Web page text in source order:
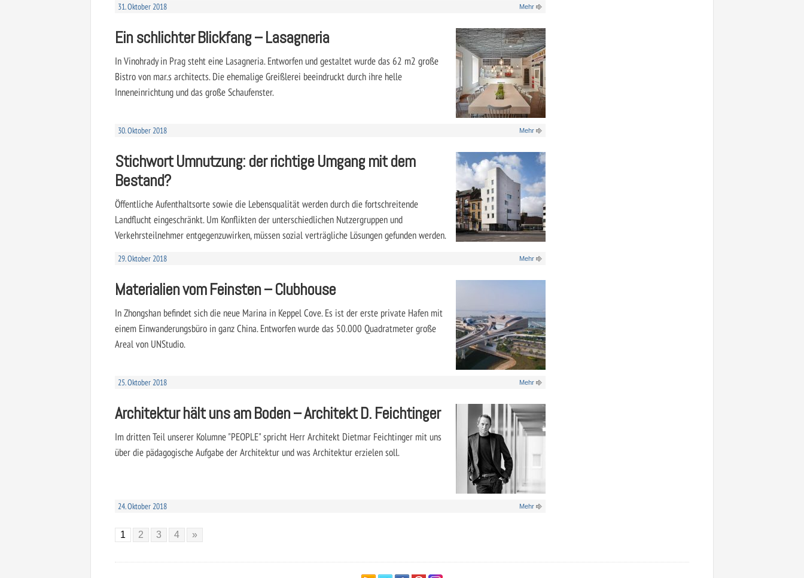
31. Oktober 2018 Mehr
Ein schlichter Blickfang – Lasagneria
In Vinohrady in Prag steht eine Lasagneria. Entworfen und gestaltet wurde das 62 m2 große
Bistro von mar.s architects. Die ehemalige Greißlerei beeindruckt durch ihre helle
Inneneinrichtung und das große Schaufenster.
30. Oktober 2018 Mehr
Stichwort Umnutzung: der richtige Umgang mit dem
Bestand?
Öffentliche Aufenthaltsorte sowie die Lebensqualität werden durch die fortschreitende
Landflucht eingeschränkt. Um Konflikten der unterschiedlichen Nutzergruppen und
Verkehrsteilnehmer entgegenzuwirken, müssen sozial verträgliche Lösungen gefunden werden.
29. Oktober 2018 Mehr
Materialien vom Feinsten – Clubhouse
In Zhongshan befindet sich die neue Marina in Keppel Cove. Es ist der erste private Hafen mit
einem Einwanderungsbüro in ganz China. Entworfen wurde das 50.000 Quadratmeter große
Areal von UNStudio.
25. Oktober 2018 Mehr
Architektur hält uns am Boden – Architekt D. Feichtinger
Im dritten Teil unserer Kolumne "PEOPLE" spricht Herr Architekt Dietmar Feichtinger mit uns
über die pädagogische Aufgabe der Architektur und was Architektur erzielen soll.
24. Oktober 2018 Mehr
1 2 3 4 »